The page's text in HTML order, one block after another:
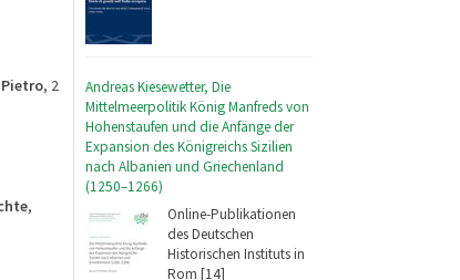
Andreas Kiesewetter, Die
Mittelmeerpolitik König Manfreds von
Hohenstaufen und die Anfänge der
Expansion des Königreichs Sizilien
nach Albanien und Griechenland
(1250–1266)
Online-Publikationen
des Deutschen
Historischen Instituts in
Rom [14]
, 2
,